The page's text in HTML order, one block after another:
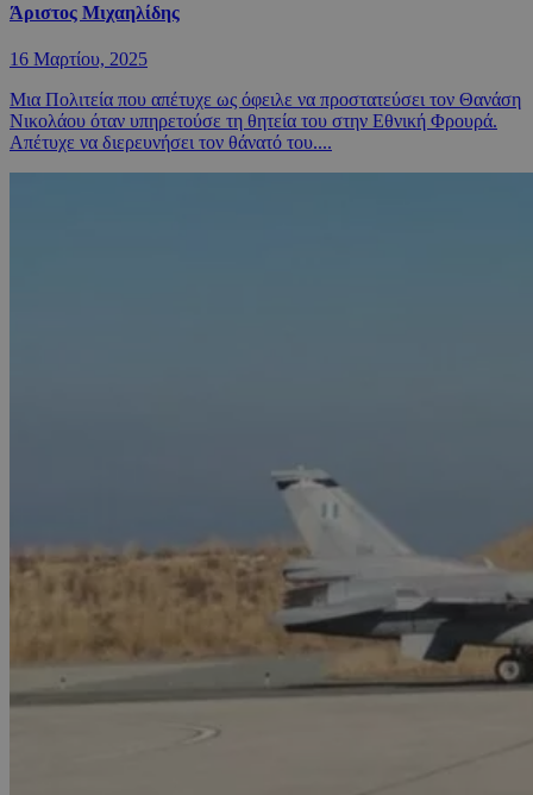
Άριστος Μιχαηλίδης
16 Μαρτίου, 2025
Μια Πολιτεία που απέτυχε ως όφειλε να προστατεύσει τον Θανάση
Νικολάου όταν υπηρετούσε τη θητεία του στην Εθνική Φρουρά.
Απέτυχε να διερευνήσει τον θάνατό του....